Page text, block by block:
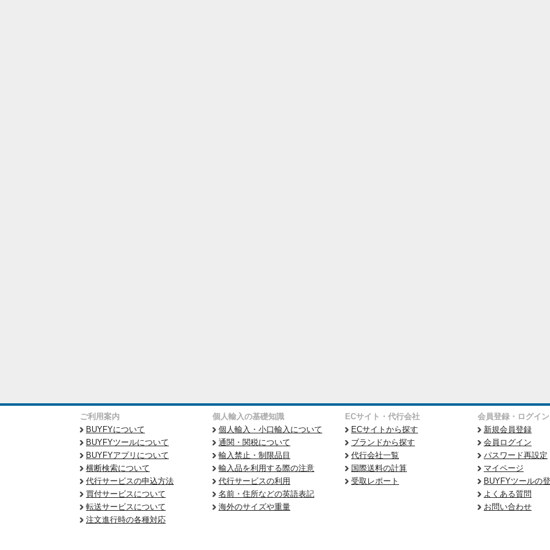
ご利用案内
BUYFYについて
BUYFYツールについて
BUYFYアプリについて
横断検索について
代行サービスの申込方法
買付サービスについて
転送サービスについて
注文進行時の各種対応
個人輸入の基礎知識
個人輸入・小口輸入について
通関・関税について
輸入禁止・制限品目
輸入品を利用する際の注意
代行サービスの利用
名前・住所などの英語表記
海外のサイズや重量
ECサイト・代行会社
ECサイトから探す
ブランドから探す
代行会社一覧
国際送料の計算
受取レポート
会員登録・ログイン
新規会員登録
会員ログイン
パスワード再設定
マイページ
BUYFYツールの
よくある質問
お問い合わせ